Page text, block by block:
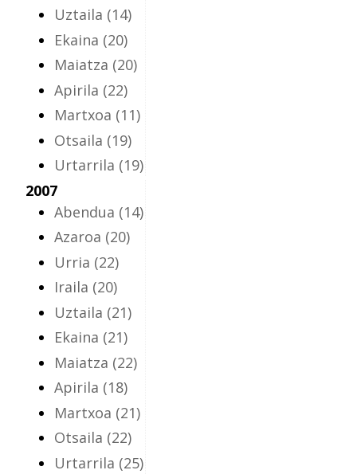
Uztaila (14)
Ekaina (20)
Maiatza (20)
Apirila (22)
Martxoa (11)
Otsaila (19)
Urtarrila (19)
2007
Abendua (14)
Azaroa (20)
Urria (22)
Iraila (20)
Uztaila (21)
Ekaina (21)
Maiatza (22)
Apirila (18)
Martxoa (21)
Otsaila (22)
Urtarrila (25)